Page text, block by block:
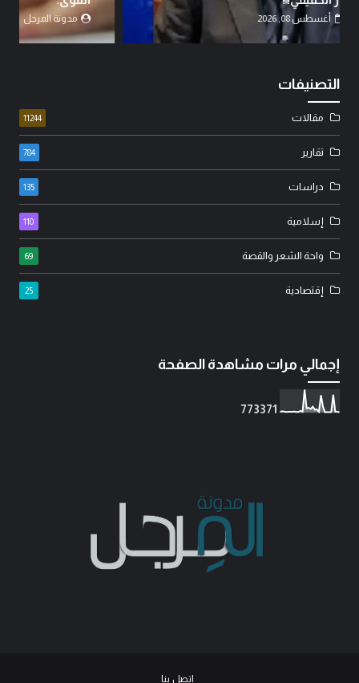
مدونة المرجل
التصنيفات
مقالات 11244
تقارير 784
دراسات 135
إسلامية 110
واحة الشعر والقصة 69
إقتصادية 25
إجمالي مرات مشاهدة الصفحة
773371
اتصل بنا